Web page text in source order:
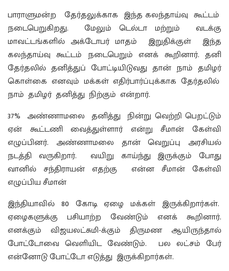
பாராளுமன்ற தேர்தலுக்காக இந்த கலந்தாய்வு கூட்டம்
நடைபெறுகிறது. மேலும் டெல்டா மற்றும் வடக்கு
மாவட்டங்களில் அக்டோபர் மாதம் இறுதிக்குள் இந்த
கலந்தாய்வு கூட்டம் நடைபெறும் எனக் கூறினார். தனி
தேர்தலில் தனித்துப் போட்டியிடுவது தான் நாம் தமிழர்
கொள்கை எனவும் மக்கள் எதிர்பார்ப்புக்காக தேர்தலில்
நாம் தமிழர் தனித்து நிற்கும் என்றார்.
37% அண்ணாமலை தனித்து நின்று வெற்றி பெறட்டும்
ஏன் கூட்டணி வைத்துள்ளார் என்று சீமான் கேள்வி
எழுப்பினர். அண்ணாமலை தான் வெறுப்பு அரசியல்
நடத்தி வருகிறார். வயிறு காய்ந்து இருக்கும் போது
வானில் சந்திராயன் எதற்கு என்ன சீமான் கேள்வி
எழுப்பிய சீமான்
இந்தியாவில் 80 கோடி ஏழை மக்கள் இருக்கிறார்கள்.
ஏழைகளுக்கு பசியாற்ற வேண்டும் எனக் கூறினார்.
எனக்கும் விஜயலட்சுமி-க்கும் திருமண ஆயிருந்தால்
போட்டோவை வெளியிட வேண்டும். பல லட்சம் பேர்
என்னோடு போட்டோ எடுத்து இருக்கிறார்கள்.